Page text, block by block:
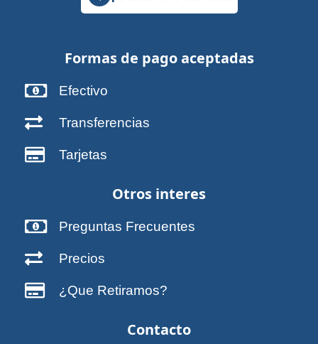
Formas de pago aceptadas
Efectivo
Transferencias
Tarjetas
Otros interes
Preguntas Frecuentes
Precios
¿Que Retiramos?
Contacto